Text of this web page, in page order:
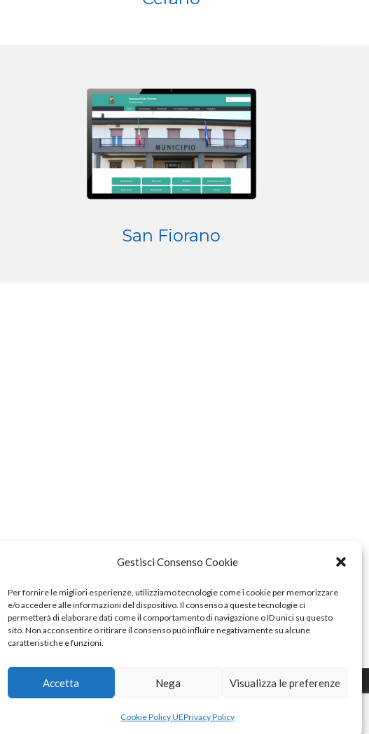
Gestisci Consenso Cookie
Per fornire le migliori esperienze, utilizziamo tecnologie come i cookie per memorizzare
e/o accedere alle informazioni del dispositivo. Il consenso a queste tecnologie ci
permetterà di elaborare dati come il comportamento di navigazione o ID unici su questo
sito. Non acconsentire o ritirare il consenso può influire negativamente su alcune
caratteristiche e funzioni.
Accetta Nega Visualizza le preferenze
Cookie Policy UEPrivacy Policy
San Fiorano
Policy Cookie Policy